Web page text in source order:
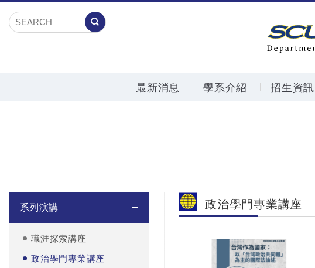
最新消息 學系介紹 招生資訊
系列演講
職涯探索講座
政治學門專業講座
政治學門專業講座